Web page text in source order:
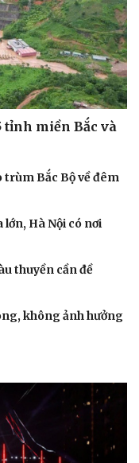
tỉnh miền Bắc và
trùm Bắc Bộ về đêm
Hà Nội có nơi
thuyền cần đề
không ảnh hưởng